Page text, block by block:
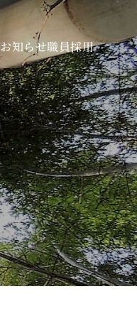
お知らせ職員採用